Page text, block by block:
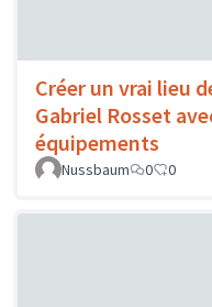
Créer un vrai lieu
Gabriel Rosset
équipements
Nussbaum 0 0